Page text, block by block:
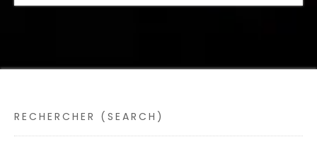
RECHERCHER (SEARCH)